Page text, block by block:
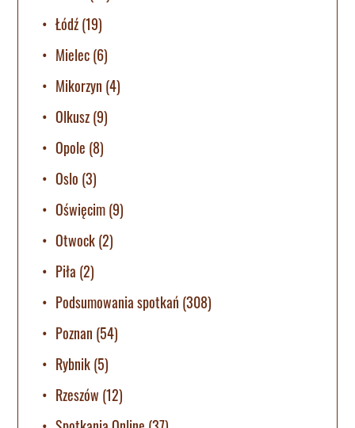
Łódź(19)
Mielec(6)
Mikorzyn (4)
Olkusz(9)
Opole (8)
Oslo (3)
Oświęcim(9)
Otwock(2)
Piła (2)
Podsumowania spotkań (308)
Poznan (54)
Rybnik(5)
Rzeszów (12)